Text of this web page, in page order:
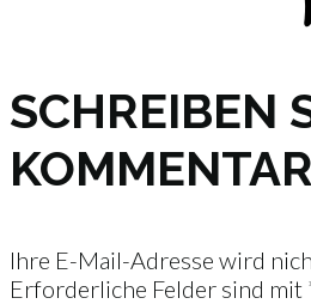
SCHREIBEN
KOMMENTAR
Ihre E-Mail-Adresse wird
Erforderliche Felder sind mit